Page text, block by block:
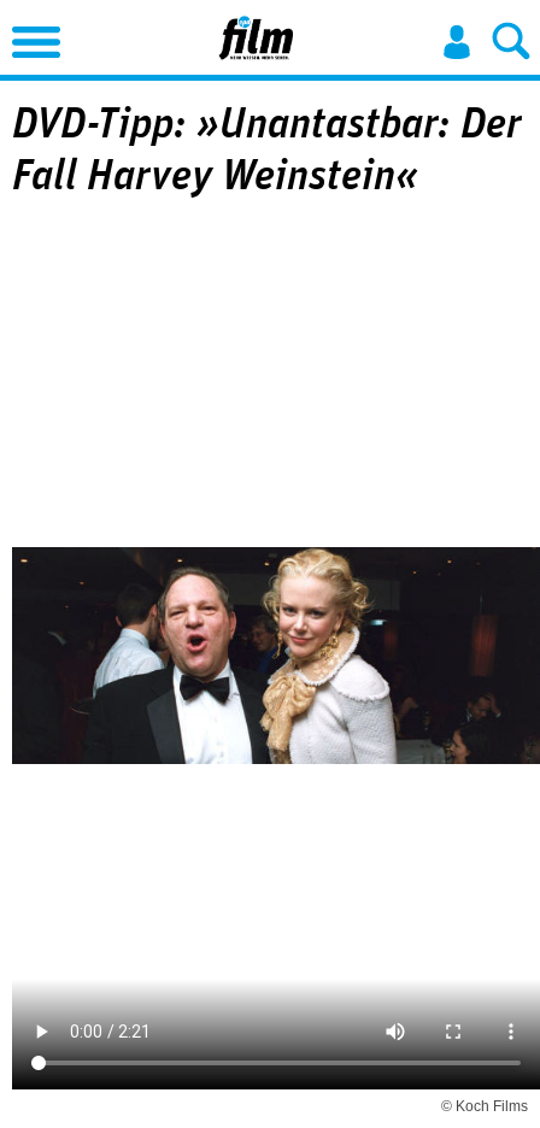
Jump to Navigation
DVD-Tipp: »Unantastbar: Der
Fall Harvey Weinstein«
© Koch Films